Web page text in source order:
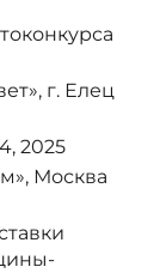
г. Елец
2025
Москва